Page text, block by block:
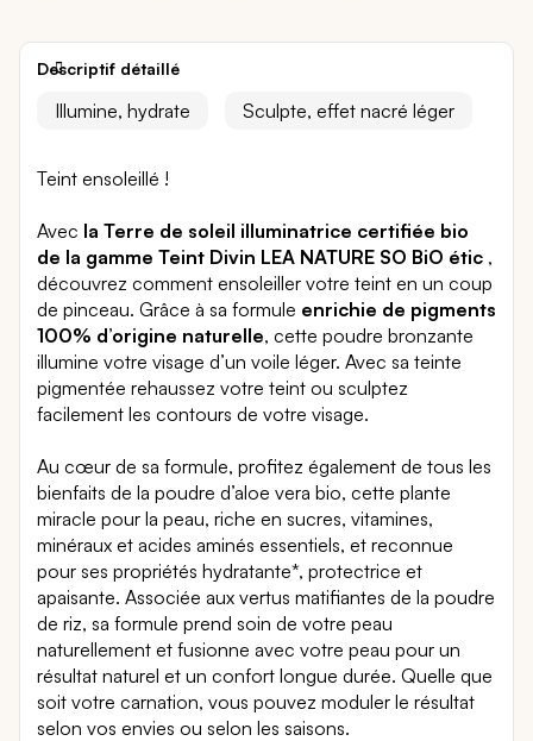
Descriptif détaillé
Illumine, hydrate Sculpte, effet nacré léger
Teint ensoleillé !
Avec la Terre de soleil illuminatrice certifiée bio
de la gamme Teint Divin LEA NATURE SO BiO étic ,
découvrez comment ensoleiller votre teint en un coup
de pinceau. Grâce à sa formule enrichie de pigments
100% d’origine naturelle, cette poudre bronzante
illumine votre visage d’un voile léger. Avec sa teinte
pigmentée rehaussez votre teint ou sculptez
facilement les contours de votre visage.
Au cœur de sa formule, profitez également de tous les
bienfaits de la poudre d’aloe vera bio, cette plante
miracle pour la peau, riche en sucres, vitamines,
minéraux et acides aminés essentiels, et reconnue
pour ses propriétés hydratante*, protectrice et
apaisante. Associée aux vertus matifiantes de la poudre
de riz, sa formule prend soin de votre peau
naturellement et fusionne avec votre peau pour un
résultat naturel et un confort longue durée. Quelle que
soit votre carnation, vous pouvez moduler le résultat
selon vos envies ou selon les saisons.